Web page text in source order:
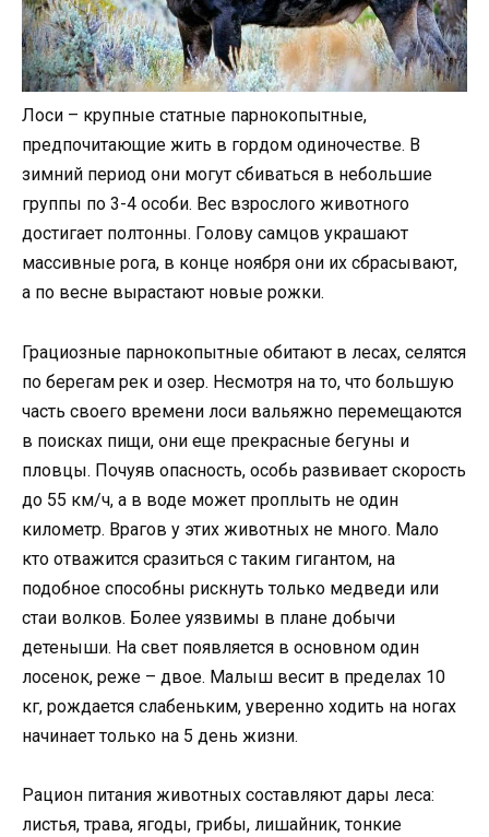
Лоси – крупные статные парнокопытные,
предпочитающие жить в гордом одиночестве. В
зимний период они могут сбиваться в небольшие
группы по 3-4 особи. Вес взрослого животного
достигает полтонны. Голову самцов украшают
массивные рога, в конце ноября они их сбрасывают,
а по весне вырастают новые рожки.
Грациозные парнокопытные обитают в лесах, селятся
по берегам рек и озер. Несмотря на то, что большую
часть своего времени лоси вальяжно перемещаются
в поисках пищи, они еще прекрасные бегуны и
пловцы. Почуяв опасность, особь развивает скорость
до 55 км/ч, а в воде может проплыть не один
километр. Врагов у этих животных не много. Мало
кто отважится сразиться с таким гигантом, на
подобное способны рискнуть только медведи или
стаи волков. Более уязвимы в плане добычи
детеныши. На свет появляется в основном один
лосенок, реже – двое. Малыш весит в пределах 10
кг, рождается слабеньким, уверенно ходить на ногах
начинает только на 5 день жизни.
Рацион питания животных составляют дары леса:
листья, трава, ягоды, грибы, лишайник, тонкие